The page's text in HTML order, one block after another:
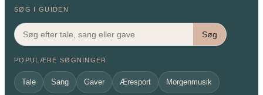
SØG I GUIDEN
Søg
POPULÆRE SØGNINGER
Tale Sang Gaver Æresport Morgenmusik